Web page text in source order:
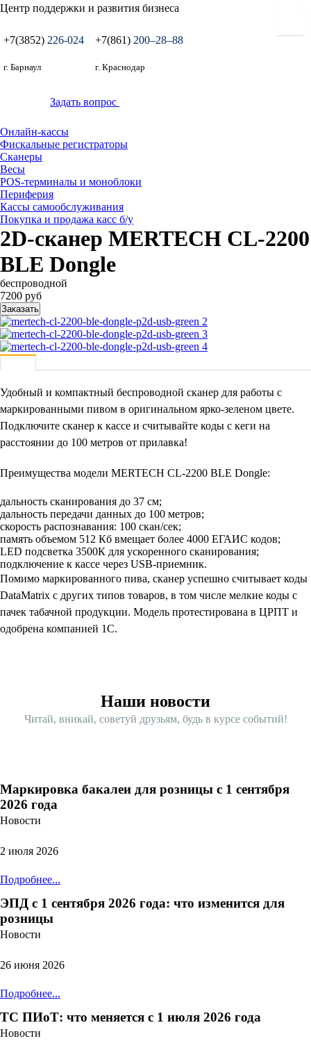
Центр поддержки и развития бизнеса
+7(3852) 226-024
г. Барнаул
+7(861) 200‒28‒88
г. Краснодар
Задать вопрос
Онлайн-кассы
Фискальные регистраторы
Сканеры
Весы
POS-терминалы и моноблоки
Периферия
Кассы самообслуживания
Покупка и продажа касс б/у
2D-сканер MERTECH CL-2200
BLE Dongle
беспроводной
7200 руб
Заказать
Удобный и компактный беспроводной сканер для работы с
маркированными пивом в оригинальном ярко-зеленом цвете.
Подключите сканер к кассе и считывайте коды с кеги на
расстоянии до 100 метров от прилавка!
Преимущества модели MERTECH CL-2200 BLE Dongle:
дальность сканирования до 37 см;
дальность передачи данных до 100 метров;
скорость распознавания: 100 скан/сек;
память объемом 512 Кб вмещает более 4000 ЕГАИС кодов;
LED подсветка 3500К для ускоренного сканирования;
подключение к кассе через USB-приемник.
Помимо маркированного пива, сканер успешно считывает коды
DataMatrix с других типов товаров, в том числе мелкие коды с
пачек табачной продукции. Модель протестирована в ЦРПТ и
одобрена компанией 1С.
Наши новости
Читай, вникай, советуй друзьям, будь в курсе событий!
Маркировка бакалеи для розницы с 1 сентября
2026 года
Новости
2 июля 2026
Подробнее...
ЭПД с 1 сентября 2026 года: что изменится для
розницы
Новости
26 июня 2026
Подробнее...
ТС ПИоТ: что меняется с 1 июля 2026 года
Новости